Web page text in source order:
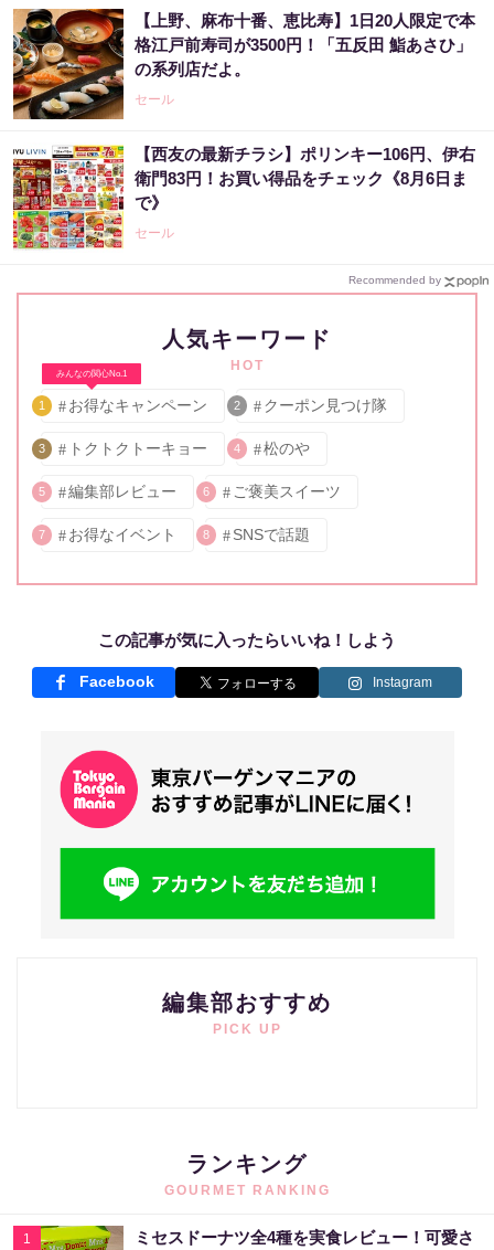
【上野、麻布十番、恵比寿】1日20人限定で本
格江戸前寿司が3500円！「五反田 鮨あさひ」
の系列店だよ。
セール
【西友の最新チラシ】ポリンキー106円、伊右
衛門83円！お買い得品をチェック《8月6日ま
で》
セール
Recommended by
人気キーワード
HOT
みんなの関心No.1
1 お得なキャンペーン 2 クーポン見つけ隊
3 トクトクトーキョー 4 松のや
5 編集部レビュー 6 ご褒美スイーツ
7 お得なイベント 8 SNSで話題
この記事が気に入ったらいいね！しよう
Facebook Instagram
編集部おすすめ
PICK UP
ランキング
GOURMET RANKING
1
ミセスドーナツ全4種を実食レビュー！可愛さ